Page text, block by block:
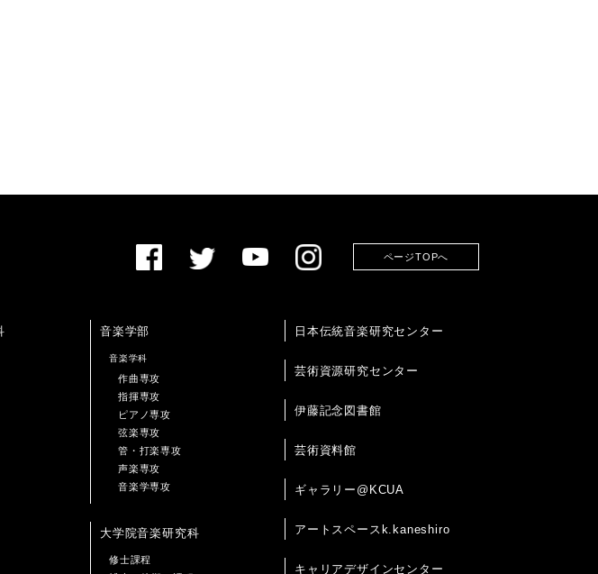
ページTOPへ
音楽学部
音楽学科
作曲専攻
指揮専攻
ピアノ専攻
弦楽専攻
管・打楽専攻
声楽専攻
音楽学専攻
大学院音楽研究科
修士課程
日本伝統音楽研究センター
芸術資源研究センター
伊藤記念図書館
芸術資料館
ギャラリー@KCUA
アートスペースk.kaneshiro
キャリアデザインセンター